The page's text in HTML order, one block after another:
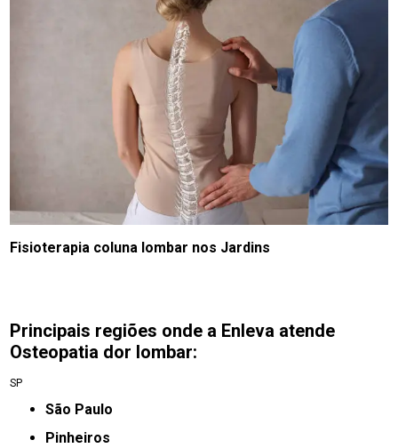
Fisioterapia coluna lombar nos Jardins
Principais regiões onde a Enleva atende
Osteopatia dor lombar:
SP
São Paulo
Pinheiros